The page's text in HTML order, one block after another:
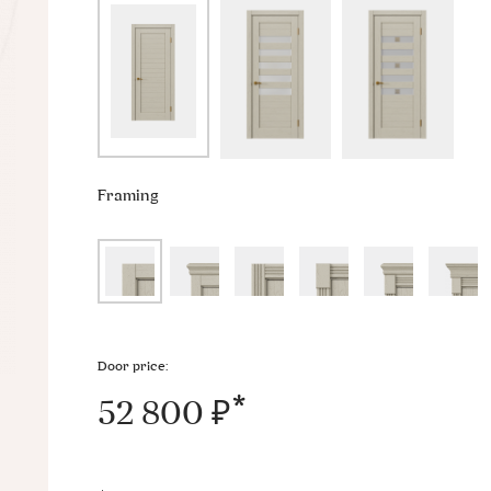
Framing
Door price:
52 800 ₽